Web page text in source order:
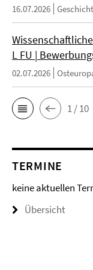
16.07.2026
L FU |
02.07.2026
1 / 10
TERMINE
keine aktuellen
Übersicht